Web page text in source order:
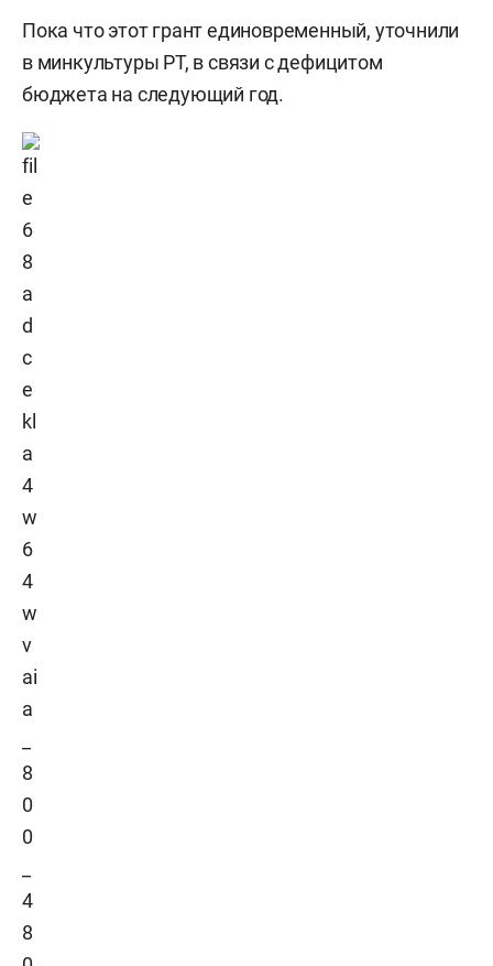
Пока что этот грант единовременный, уточнили
в минкультуры РТ, в связи с дефицитом
бюджета на следующий год.